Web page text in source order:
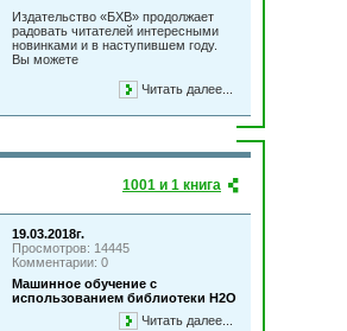
Издательство «БХВ» продолжает
радовать читателей интересными
новинками и в наступившем году.
Вы можете
Читать далее...
1001 и 1 книга
19.03.2018г.
Просмотров: 14445
Комментарии: 0
Машинное обучение с
использованием библиотеки Н2О
Читать далее...